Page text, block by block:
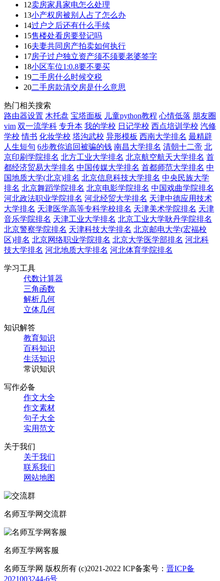
12卖房家具家电怎么处理
13小产权房被别人占了怎么办
14过户之后还有什么手续
15售楼处看房要登记吗
16夫妻共同房产拍卖如何执行
17房子过户独立资产须不须要老婆签字
18小区车位1:0.8要不要买
19二手房什么时候交税
20二手房款清交房是什么意思
热门相关搜索
路由器设置 木托盘 宝塔面板 儿童python教程 心情低落 朋友圈
vim 双一流学科 专升本 我的学校 日记学校 西点培训学校 汽修
学校 情书 化妆学校 塔沟武校 异形模板 西南大学排名 最精辟
人生短句 6步教你追回被骗的钱 南昌大学排名 清朝十二帝 北
京印刷学院排名 北方工业大学排名 北京航空航天大学排名 首
都经济贸易大学排名 中国传媒大学排名 首都师范大学排名 中
国地质大学(北京)排名 北京信息科技大学排名 中央民族大学
排名 北京舞蹈学院排名 北京电影学院排名 中国戏曲学院排名
河北政法职业学院排名 河北经贸大学排名 天津中德应用技术
大学排名 天津医学高等专科学校排名 天津美术学院排名 天津
音乐学院排名 天津工业大学排名 北京工业大学耿丹学院排名
北京警察学院排名 天津科技大学排名 北京邮电大学(宏福校
区)排名 北京网络职业学院排名 北京大学医学部排名 河北科
技大学排名 河北地质大学排名 河北体育学院排名
学习工具
代数计算器
三角函数
解析几何
立体几何
知识解答
教育知识
百科知识
生活知识
常识知识
写作必备
作文大全
作文素材
句子大全
实用范文
关于我们
关于我们
联系我们
网站地图
名师互学网交流群
名师互学网客服
名师互学网 版权所有 (c)2021-2022 ICP备案号： 晋ICP备
2021003244-6号